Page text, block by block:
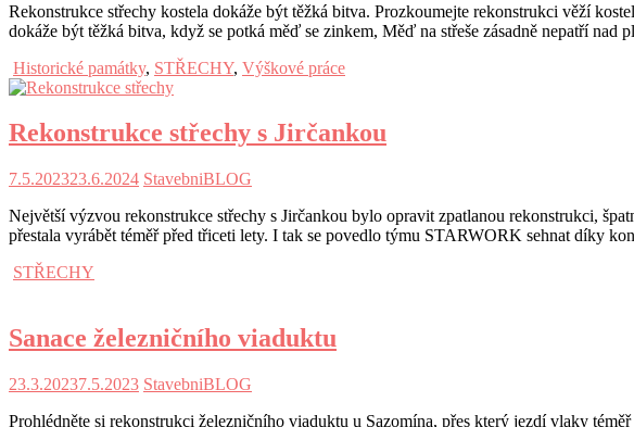
Rekonstrukce střechy kostela dokáže být těžká bitva. Prozkoumejte rekonstrukci věží
dokáže být těžká bitva, když se potká měď se zinkem, Měď na střeše zásadně nepatří
Historické památky, STŘECHY, Výškové práce
Rekonstrukce střechy s Jirčankou
7.5.202323.6.2024 StavebniBLOG
Největší výzvou rekonstrukce střechy s Jirčankou bylo opravit zpatlanou rekonstrukci,
přestala vyrábět téměř před třiceti lety. I tak se povedlo týmu STARWORK sehnat díky
STŘECHY
Sanace železničního viaduktu
23.3.20237.5.2023 StavebniBLOG
Prohlédněte si rekonstrukci železničního viaduktu u Sazomína, přes který jezdí vlaky